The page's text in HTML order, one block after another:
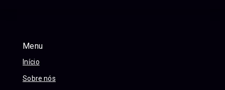
Menu
Início
Sobre nós